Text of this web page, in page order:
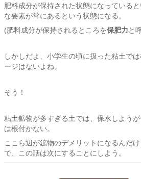
肥料成分が保持された状態になっている
な要素が常にあるという状態になる。
(肥料成分が保持されるところを保肥力と
しかしだよ、小学生の頃に扱った粘土で
ージはないよね。
そう！
粘土鉱物が多すぎる土では、保水しよう
は根付かない。
ここら辺が鉱物のデメリットになるんだ
で、この話は次にすることにしよう。